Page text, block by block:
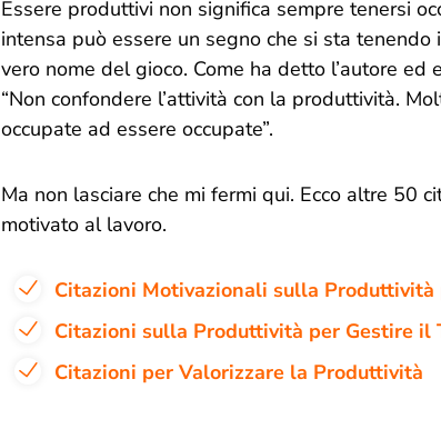
Essere produttivi non significa sempre tenersi
intensa può essere un segno che si sta tenendo
vero nome del gioco. Come ha detto l’autore
“Non confondere l’attività con la produttività.
occupate ad essere occupate”.
Ma non lasciare che mi fermi qui. Ecco altre 50
motivato al lavoro.
Citazioni Motivazionali sulla Produttività
Citazioni sulla Produttività per Gestire il
Citazioni per Valorizzare la Produttività